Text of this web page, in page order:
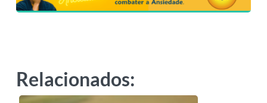
Relacionados: